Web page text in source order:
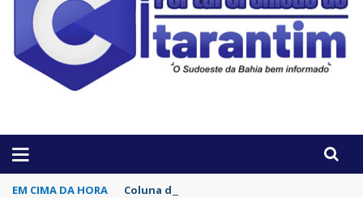
EM CIMA DA HORA Coluna da semana por Lucas Sobrinho: